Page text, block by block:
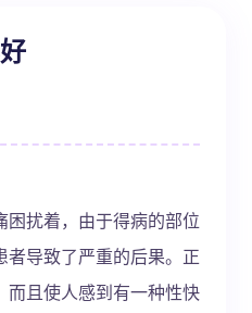
扰着，由于得病的部位
导致了严重的后果。正
而且使人感到有一种性快